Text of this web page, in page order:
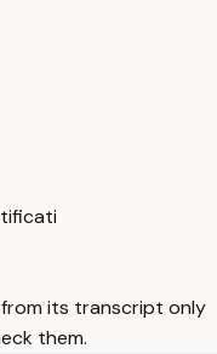
its transcript only
them.